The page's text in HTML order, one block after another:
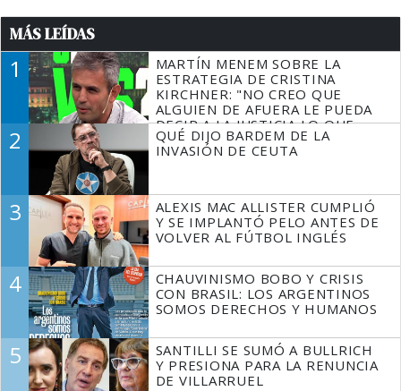
MÁS LEÍDAS
1
MARTÍN MENEM SOBRE LA
ESTRATEGIA DE CRISTINA
KIRCHNER: "NO CREO QUE
ALGUIEN DE AFUERA LE PUEDA
DECIR A LA JUSTICIA LO QUE
TIENE QUE HACER"
2
QUÉ DIJO BARDEM DE LA
INVASIÓN DE CEUTA
3
ALEXIS MAC ALLISTER CUMPLIÓ
Y SE IMPLANTÓ PELO ANTES DE
VOLVER AL FÚTBOL INGLÉS
4
CHAUVINISMO BOBO Y CRISIS
CON BRASIL: LOS ARGENTINOS
SOMOS DERECHOS Y HUMANOS
5
SANTILLI SE SUMÓ A BULLRICH
Y PRESIONA PARA LA RENUNCIA
DE VILLARRUEL